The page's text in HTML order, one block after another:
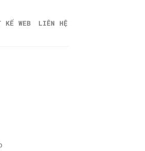
KẾ WEB LIÊN HỆ